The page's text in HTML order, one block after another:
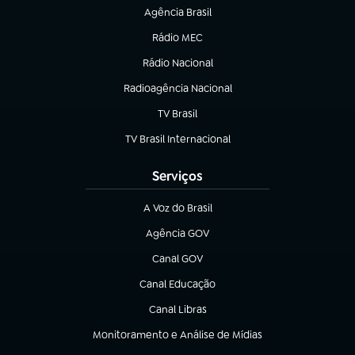
Agência Brasil
(abre em nova aba)
Rádio MEC
(abre em nova aba)
Rádio Nacional
Radioagência Nacional
(abre em nova aba)
TV Brasil
(abre em nova aba)
TV Brasil Internacional
(abre em nova aba)
Serviços
A Voz do Brasil
(abre em nova aba)
Agência GOV
(abre em nova aba)
Canal GOV
(abre em nova aba)
Canal Educação
(abre em nova aba)
Canal Libras
(abre em nova aba)
Monitoramento e Análise de Mídias
(abre em nova aba)